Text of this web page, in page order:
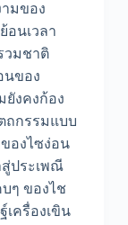
มของ
อนเวลา
วมชาติ
นของ
ยังคงก้อง
ถกรรมแบบ
องไซง่อน
ประเพณี
ๆ ของไช
เครื่องเขิน